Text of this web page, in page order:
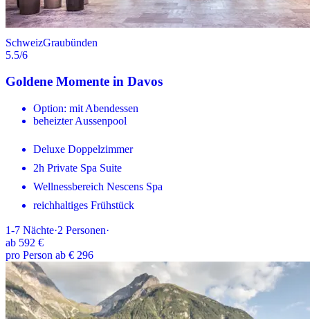
SchweizGraubünden
5.5/6
Goldene Momente in Davos
Option: mit Abendessen
beheizter Aussenpool
Deluxe Doppelzimmer
2h Private Spa Suite
Wellnessbereich Nescens Spa
reichhaltiges Frühstück
1-7 Nächte·2 Personen·
ab 592 €
pro Person ab € 296